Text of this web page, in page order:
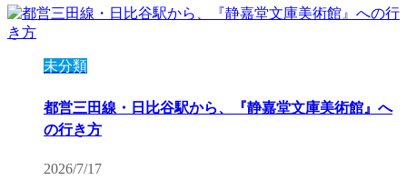
未分類
都営三田線・日比谷駅から、『静嘉堂文庫美術館』へ
の行き方
2026/7/17